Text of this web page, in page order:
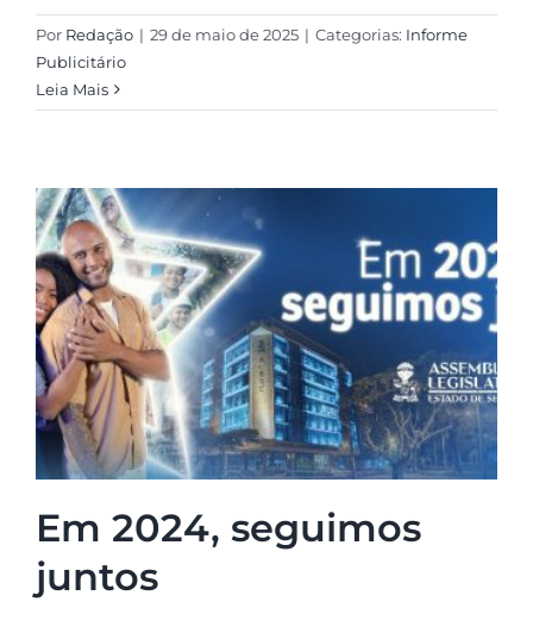
Por Redação | 29 de maio de 2025 | Categorias: Informe
Publicitário
Leia Mais
Em 2024, seguimos
juntos